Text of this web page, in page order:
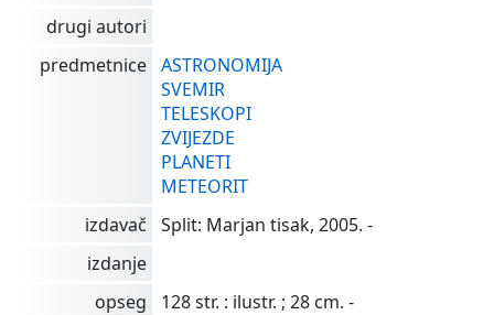
drugi autori
predmetnice ASTRONOMIJA
SVEMIR
TELESKOPI
ZVIJEZDE
PLANETI
METEORIT
izdavač
Split: Marjan tisak, 2005. -
izdanje
opseg
128 str. : ilustr. ; 28 cm. -